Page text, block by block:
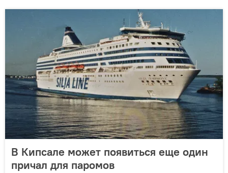
В Кипсале может появиться еще один
причал для паромов